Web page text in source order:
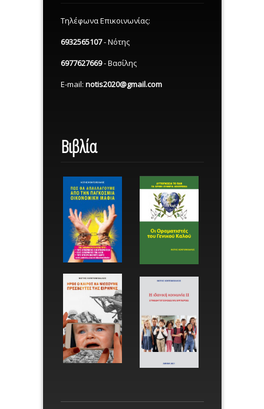
Τηλέφωνα Επικοινωνίας:
6932565107- Νότης
6977627669- Βασίλης
E-mail: notis2020@gmail.com
Βιβλία